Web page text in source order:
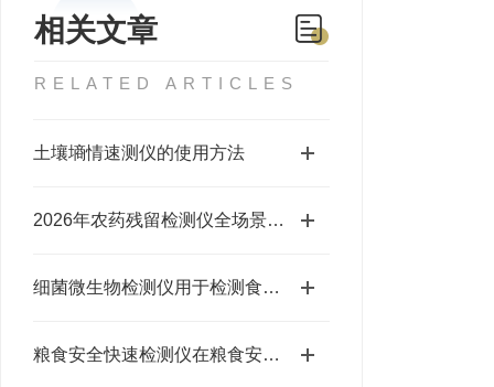
相关文章
RELATED ARTICLES
土壤墒情速测仪的使用方法
2026年农药残留检测仪全场景应用指南及主流核心产品解析
细菌微生物检测仪用于检测食品中的微生物
粮食安全快速检测仪在粮食安全领域中的重要意义